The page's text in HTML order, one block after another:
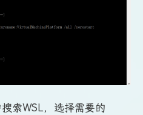
索WSL，选择需要的